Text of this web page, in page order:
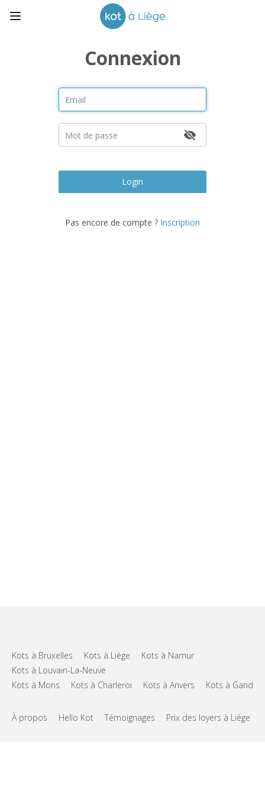
Connexion
Login
Pas encore de compte ? Inscription
Kots à Bruxelles Kots à Liège
Kots à Namur
Kots à Louvain-La-Neuve
Kots à Mons
Kots à Charleroi Kots à Anvers Kots à Gand
À propos Hello Kot Témoignages Prix des loyers à Liège